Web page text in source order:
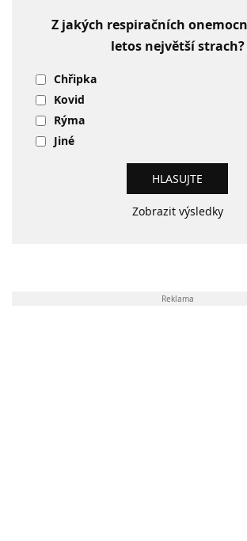
Z jakých respiračních
letos největší strach?
Chřipka
Kovid
Rýma
Jiné
Zobrazit výsledky
Reklama